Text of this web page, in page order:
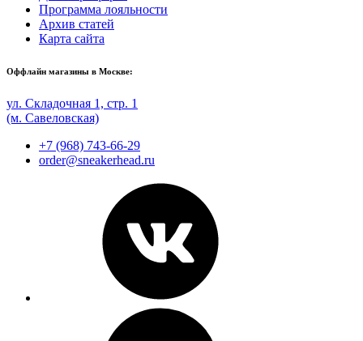
Программа лояльности
Архив статей
Карта сайта
Оффлайн магазины в Москве:
ул. Складочная 1, стр. 1
(м. Савеловская)
+7 (968) 743-66-29
order@sneakerhead.ru